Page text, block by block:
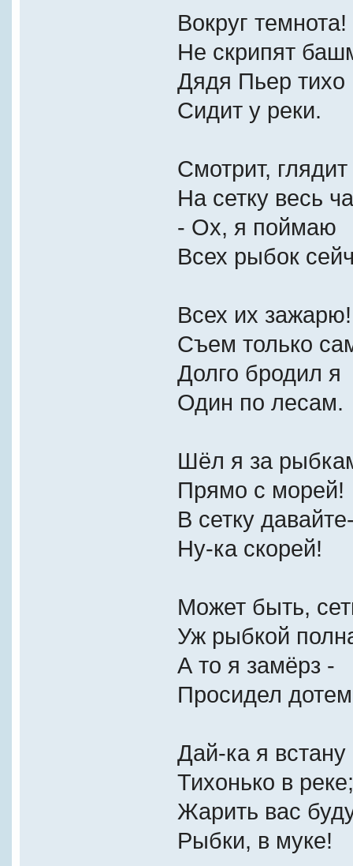
Вокруг темнота!
Не скрипят
Дядя Пьер тихо
Сидит у реки.
Смотрит,
На сетку весь
- Ох, я поймаю
Всех рыбок
Всех их зажарю!
Съем только
Долго бродил я
Один по лесам.
Шёл я за
Прямо с морей!
В сетку
Ну-ка скорей!
Может быть,
Уж рыбкой
А то я замёрз -
Просидел
Дай-ка я встану
Тихонько в реке;
Жарить вас
Рыбки, в муке!